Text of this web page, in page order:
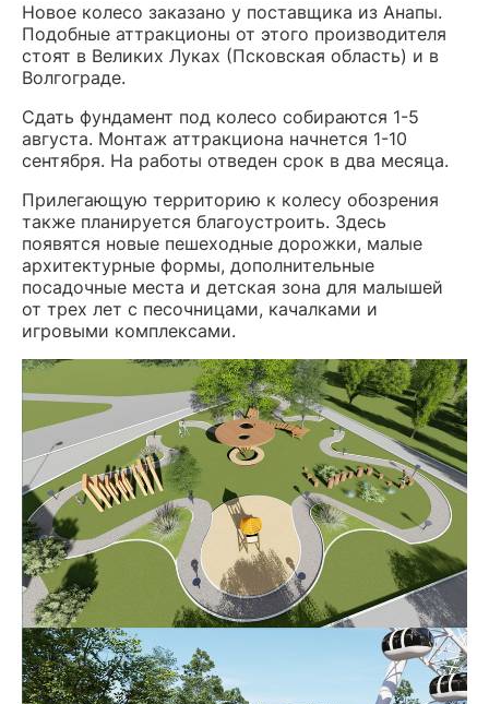
Новое колесо заказано у поставщика из Анапы.
Подобные аттракционы от этого производителя
стоят в Великих Луках (Псковская область) и в
Волгограде.
Сдать фундамент под колесо собираются 1-5
августа. Монтаж аттракциона начнется 1-10
сентября. На работы отведен срок в два месяца.
Прилегающую территорию к колесу обозрения
также планируется благоустроить. Здесь
появятся новые пешеходные дорожки, малые
архитектурные формы, дополнительные
посадочные места и детская зона для малышей
от трех лет с песочницами, качалками и
игровыми комплексами.